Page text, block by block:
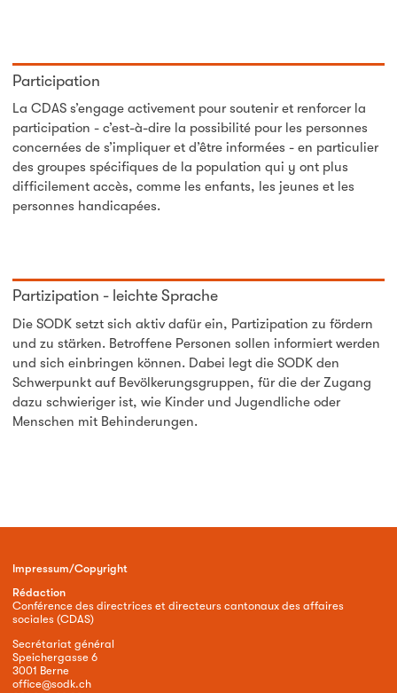
Participation
La CDAS s’engage activement pour soutenir et renforcer la
participation - c’est-à-dire la possibilité pour les personnes
concernées de s’impliquer et d’être informées - en particulier
des groupes spécifiques de la population qui y ont plus
difficilement accès, comme les enfants, les jeunes et les
personnes handicapées.
Partizipation - leichte Sprache
Die SODK setzt sich aktiv dafür ein, Partizipation zu fördern
und zu stärken. Betroffene Personen sollen informiert werden
und sich einbringen können. Dabei legt die SODK den
Schwerpunkt auf Bevölkerungsgruppen, für die der Zugang
dazu schwieriger ist, wie Kinder und Jugendliche oder
Menschen mit Behinderungen.
Impressum/Copyright
Rédaction
Conférence des directrices et directeurs cantonaux des affaires
sociales (CDAS)
Secrétariat général
Speichergasse 6
3001 Berne
office@sodk.ch